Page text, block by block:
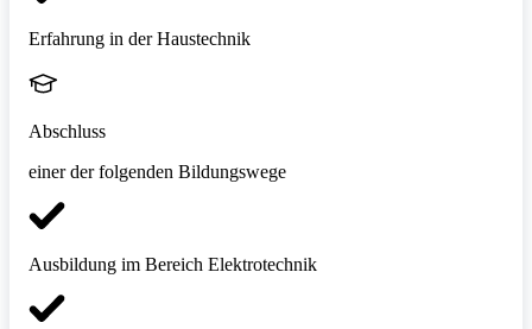
Erfahrung in der Haustechnik
Abschluss
einer der folgenden Bildungswege
Ausbildung im Bereich Elektrotechnik